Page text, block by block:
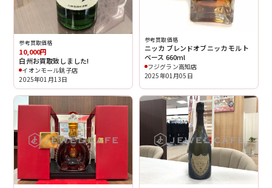
参考買取価格
10,000円
白州お買取致しました!
イオンモール銚子店
2025年01月13日
参考買取価格
ニッカ ブレンドオブニッカ モルト
ベース 660ml
フジグラン高知店
2025年01月05日